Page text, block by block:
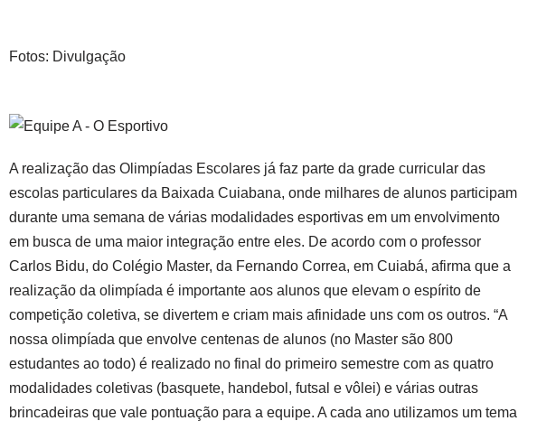
Fotos: Divulgação
A realização das Olimpíadas Escolares já faz parte da grade curricular das
escolas particulares da Baixada Cuiabana, onde milhares de alunos participam
durante uma semana de várias modalidades esportivas em um envolvimento
em busca de uma maior integração entre eles. De acordo com o professor
Carlos Bidu, do Colégio Master, da Fernando Correa, em Cuiabá, afirma que a
realização da olimpíada é importante aos alunos que elevam o espírito de
competição coletiva, se divertem e criam mais afinidade uns com os outros. “A
nossa olimpíada que envolve centenas de alunos (no Master são 800
estudantes ao todo) é realizado no final do primeiro semestre com as quatro
modalidades coletivas (basquete, handebol, futsal e vôlei) e várias outras
brincadeiras que vale pontuação para a equipe. A cada ano utilizamos um tema